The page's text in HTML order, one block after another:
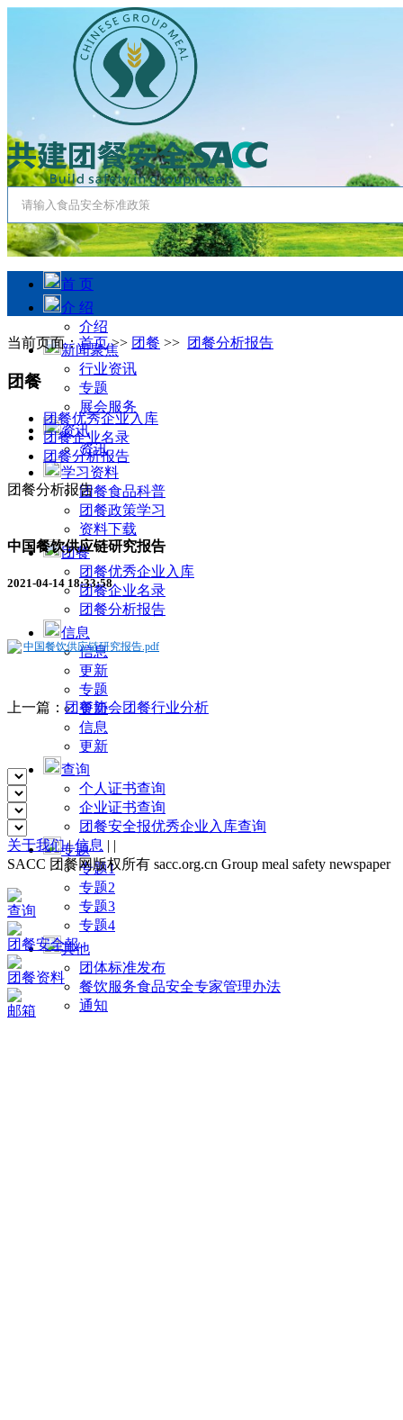
首 页
介 绍
介绍
新闻聚焦
行业资讯
专题
展会服务
资讯
资讯
学习资料
团餐食品科普
团餐政策学习
资料下载
团餐
团餐优秀企业入库
团餐企业名录
团餐分析报告
信息
信息
更新
专题
更新
信息
更新
查询
个人证书查询
企业证书查询
团餐安全报优秀企业入库查询
专题
专题1
专题2
专题3
专题4
其他
团体标准发布
餐饮服务食品安全专家管理办法
通知
当前页面：首页>> 团餐 >> 团餐分析报告
团餐
团餐优秀企业入库
团餐企业名录
团餐分析报告
团餐分析报告
中国餐饮供应链研究报告
2021-04-14 18:33:58
中国餐饮供应链研究报告.pdf
上一篇：团餐协会团餐行业分析
关于我们|信息 | |
SACC 团餐网版权所有 sacc.org.cn Group meal safety newspaper
查询
团餐安全報
团餐资料
邮箱